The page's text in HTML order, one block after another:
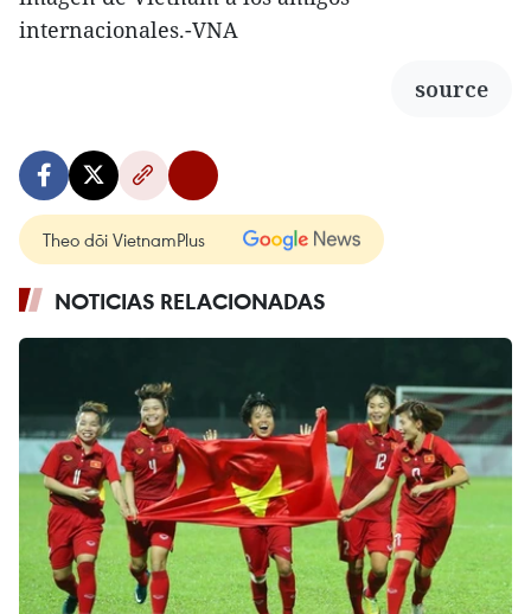
internacionales.-VNA
source
Theo dõi VietnamPlus
NOTICIAS RELACIONADAS